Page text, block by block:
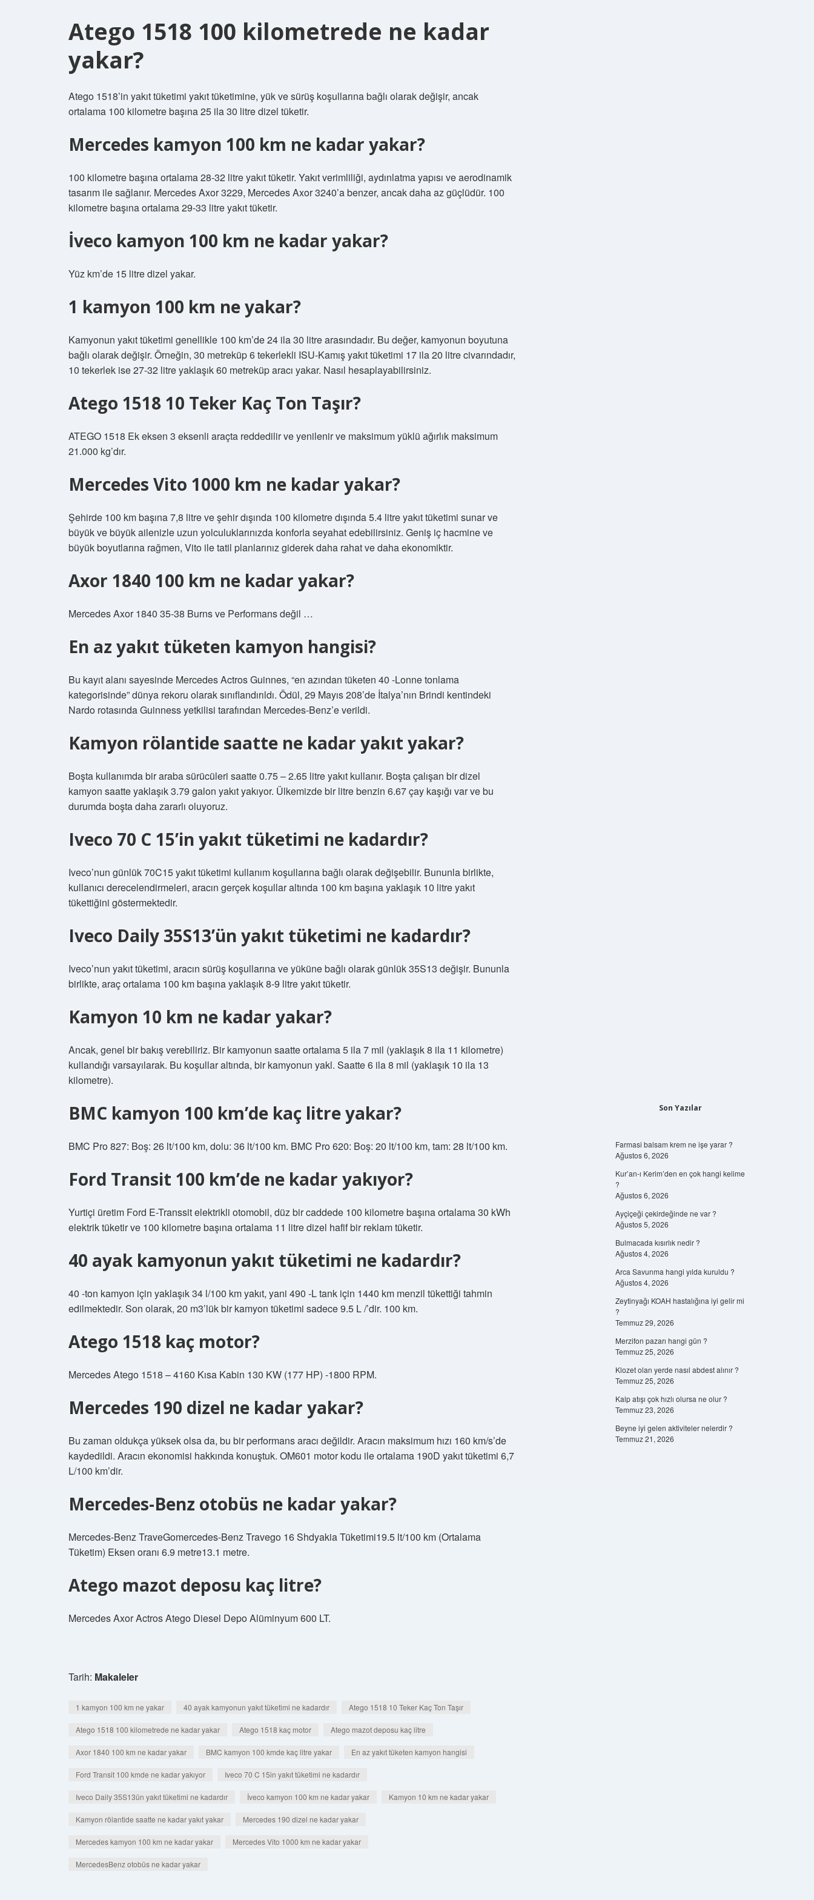
Atego 1518 100 kilometrede ne kadar
yakar?
Atego 1518’in yakıt tüketimi yakıt tüketimine, yük ve sürüş koşullarına bağlı olarak değişir, ancak
ortalama 100 kilometre başına 25 ila 30 litre dizel tüketir.
Mercedes kamyon 100 km ne kadar yakar?
100 kilometre başına ortalama 28-32 litre yakıt tüketir. Yakıt verimliliği, aydınlatma yapısı ve aerodinamik
tasarım ile sağlanır. Mercedes Axor 3229, Mercedes Axor 3240’a benzer, ancak daha az güçlüdür. 100
kilometre başına ortalama 29-33 litre yakıt tüketir.
İveco kamyon 100 km ne kadar yakar?
Yüz km’de 15 litre dizel yakar.
1 kamyon 100 km ne yakar?
Kamyonun yakıt tüketimi genellikle 100 km’de 24 ila 30 litre arasındadır. Bu değer, kamyonun boyutuna
bağlı olarak değişir. Örneğin, 30 metreküp 6 tekerlekli ISU-Kamış yakıt tüketimi 17 ila 20 litre civarındadır,
10 tekerlek ise 27-32 litre yaklaşık 60 metreküp aracı yakar. Nasıl hesaplayabilirsiniz.
Atego 1518 10 Teker Kaç Ton Taşır?
ATEGO 1518 Ek eksen 3 eksenli araçta reddedilir ve yenilenir ve maksimum yüklü ağırlık maksimum
21.000 kg’dır.
Mercedes Vito 1000 km ne kadar yakar?
Şehirde 100 km başına 7,8 litre ve şehir dışında 100 kilometre dışında 5.4 litre yakıt tüketimi sunar ve
büyük ve büyük ailenizle uzun yolculuklarınızda konforla seyahat edebilirsiniz. Geniş iç hacmine ve
büyük boyutlarına rağmen, Vito ile tatil planlarınız giderek daha rahat ve daha ekonomiktir.
Axor 1840 100 km ne kadar yakar?
Mercedes Axor 1840 35-38 Burns ve Performans değil …
En az yakıt tüketen kamyon hangisi?
Bu kayıt alanı sayesinde Mercedes Actros Guinnes, “en azından tüketen 40 -Lonne tonlama
kategorisinde” dünya rekoru olarak sınıflandırıldı. Ödül, 29 Mayıs 208’de İtalya’nın Brindi kentindeki
Nardo rotasında Guinness yetkilisi tarafından Mercedes-Benz’e verildi.
Kamyon rölantide saatte ne kadar yakıt yakar?
Boşta kullanımda bir araba sürücüleri saatte 0.75 – 2.65 litre yakıt kullanır. Boşta çalışan bir dizel
kamyon saatte yaklaşık 3.79 galon yakıt yakıyor. Ülkemizde bir litre benzin 6.67 çay kaşığı var ve bu
durumda boşta daha zararlı oluyoruz.
Iveco 70 C 15’in yakıt tüketimi ne kadardır?
Iveco’nun günlük 70C15 yakıt tüketimi kullanım koşullarına bağlı olarak değişebilir. Bununla birlikte,
kullanıcı derecelendirmeleri, aracın gerçek koşullar altında 100 km başına yaklaşık 10 litre yakıt
tükettiğini göstermektedir.
Iveco Daily 35S13’ün yakıt tüketimi ne kadardır?
Iveco’nun yakıt tüketimi, aracın sürüş koşullarına ve yüküne bağlı olarak günlük 35S13 değişir. Bununla
birlikte, araç ortalama 100 km başına yaklaşık 8-9 litre yakıt tüketir.
Kamyon 10 km ne kadar yakar?
Ancak, genel bir bakış verebiliriz. Bir kamyonun saatte ortalama 5 ila 7 mil (yaklaşık 8 ila 11 kilometre)
kullandığı varsayılarak. Bu koşullar altında, bir kamyonun yakl. Saatte 6 ila 8 mil (yaklaşık 10 ila 13
kilometre).
BMC kamyon 100 km’de kaç litre yakar?
BMC Pro 827: Boş: 26 lt/100 km, dolu: 36 lt/100 km. BMC Pro 620: Boş: 20 lt/100 km, tam: 28 lt/100 km.
Ford Transit 100 km’de ne kadar yakıyor?
Yurtiçi üretim Ford E-Transsit elektrikli otomobil, düz bir caddede 100 kilometre başına ortalama 30 kWh
elektrik tüketir ve 100 kilometre başına ortalama 11 litre dizel hafif bir reklam tüketir.
40 ayak kamyonun yakıt tüketimi ne kadardır?
40 -ton kamyon için yaklaşık 34 l/100 km yakıt, yani 490 -L tank için 1440 km menzil tükettiği tahmin
edilmektedir. Son olarak, 20 m3’lük bir kamyon tüketimi sadece 9.5 L /’dir. 100 km.
Atego 1518 kaç motor?
Mercedes Atego 1518 – 4160 Kısa Kabin 130 KW (177 HP) -1800 RPM.
Mercedes 190 dizel ne kadar yakar?
Bu zaman oldukça yüksek olsa da, bu bir performans aracı değildir. Aracın maksimum hızı 160 km/s’de
kaydedildi. Aracın ekonomisi hakkında konuştuk. OM601 motor kodu ile ortalama 190D yakıt tüketimi 6,7
L/100 km’dir.
Mercedes-Benz otobüs ne kadar yakar?
Mercedes-Benz TraveGomercedes-Benz Travego 16 Shdyakia Tüketimi19.5 lt/100 km (Ortalama
Tüketim) Eksen oranı 6.9 metre13.1 metre.
Atego mazot deposu kaç litre?
Mercedes Axor Actros Atego Diesel Depo Alüminyum 600 LT.
Tarih: Makaleler
1 kamyon 100 km ne yakar 40 ayak kamyonun yakıt tüketimi ne kadardır Atego 1518 10 Teker Kaç Ton Taşır
Atego 1518 100 kilometrede ne kadar yakar Atego 1518 kaç motor Atego mazot deposu kaç litre
Axor 1840 100 km ne kadar yakar BMC kamyon 100 kmde kaç litre yakar En az yakıt tüketen kamyon hangisi
Ford Transit 100 kmde ne kadar yakıyor Iveco 70 C 15in yakıt tüketimi ne kadardır
Iveco Daily 35S13ün yakıt tüketimi ne kadardır İveco kamyon 100 km ne kadar yakar Kamyon 10 km ne kadar yakar
Kamyon rölantide saatte ne kadar yakıt yakar Mercedes 190 dizel ne kadar yakar
Mercedes kamyon 100 km ne kadar yakar Mercedes Vito 1000 km ne kadar yakar
MercedesBenz otobüs ne kadar yakar
Son Yazılar
Farmasi balsam krem ne işe yarar ?
Ağustos 6, 2026
Kur’an-ı Kerim’den en çok hangi kelime
?
Ağustos 6, 2026
Ayçiçeği çekirdeğinde ne var ?
Ağustos 5, 2026
Bulmacada kısırlık nedir ?
Ağustos 4, 2026
Arca Savunma hangi yılda kuruldu ?
Ağustos 4, 2026
Zeytinyağı KOAH hastalığına iyi gelir mi
?
Temmuz 29, 2026
Merzifon pazarı hangi gün ?
Temmuz 25, 2026
Klozet olan yerde nasıl abdest alınır ?
Temmuz 25, 2026
Kalp atışı çok hızlı olursa ne olur ?
Temmuz 23, 2026
Beyne iyi gelen aktiviteler nelerdir ?
Temmuz 21, 2026